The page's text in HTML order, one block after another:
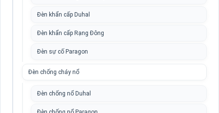
Đèn khẩn cấp Duhal
Đèn khẩn cấp Rạng Đông
Đèn sự cố Paragon
Đèn chống cháy nổ
Đèn chống nổ Duhal